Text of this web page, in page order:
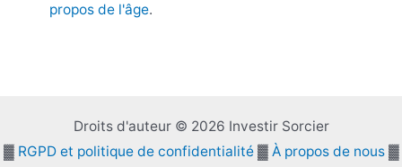
propos de l'âge.
Droits d'auteur © 2026 Investir Sorcier
▓ RGPD et politique de confidentialité▓ À propos de nous▓